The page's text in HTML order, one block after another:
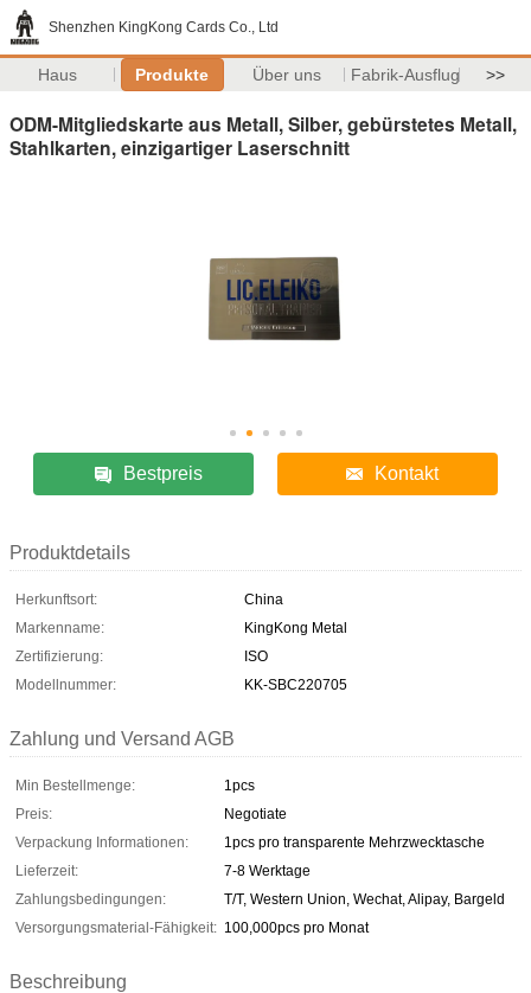
Shenzhen KingKong Cards Co., Ltd
Haus Produkte Über uns Fabrik-Ausflug >>
ODM-Mitgliedskarte aus Metall, Silber, gebürstetes Metall,
Stahlkarten, einzigartiger Laserschnitt
Bestpreis Kontakt
Produktdetails
Herkunftsort:
China
Markenname:
KingKong Metal
Zertifizierung:
ISO
Modellnummer:
KK-SBC220705
Zahlung und Versand AGB
Min Bestellmenge:
1pcs
Preis:
Negotiate
Verpackung Informationen:
1pcs pro transparente Mehrzwecktasche
Lieferzeit:
7-8 Werktage
Zahlungsbedingungen:
T/T, Western Union, Wechat, Alipay, Bargeld
Versorgungsmaterial-Fähigkeit: 100,000pcs pro Monat
Beschreibung